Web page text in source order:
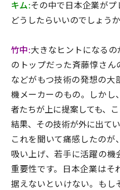
キム:その中で日本企業がプ
どうしたらいいのでしょうか
竹中:大きなヒントになる
のトップだった斉藤惇さん
などがもつ技術の発想の大
機メーカーのもの。しかし
者たちが上に提案しても、
結果、その技術が外に出て
これを聞いて痛感したのが
吸い上げ、若手に活躍の機
重要性です。日本企業はそ
据えないといけない。もし